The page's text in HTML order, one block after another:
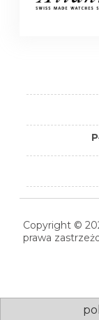
Copyright ©
prawa